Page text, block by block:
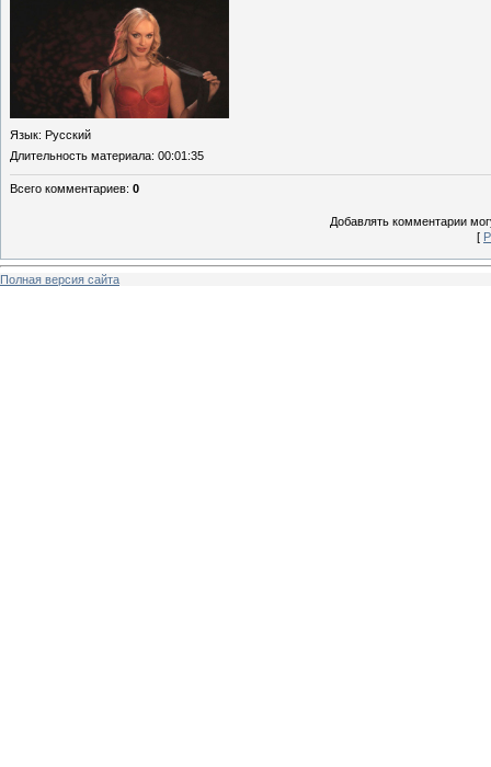
Язык: Русский
Длительность материала: 00:01:35
Всего комментариев: 0
Добавлять комментарии
[
Полная версия сайта